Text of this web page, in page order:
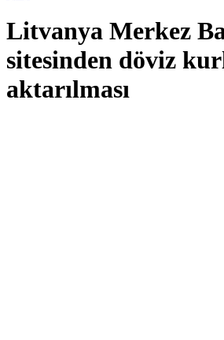
Litvanya Merkez
sitesinden döviz
aktarılması